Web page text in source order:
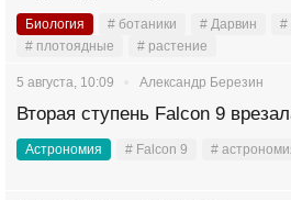
Биология # ботаники # Дарвин
#
# плотоядные
# растение
5 августа, 10:09 Александр Березин
Вторая ступень Falcon 9
Астрономия # Falcon 9 #